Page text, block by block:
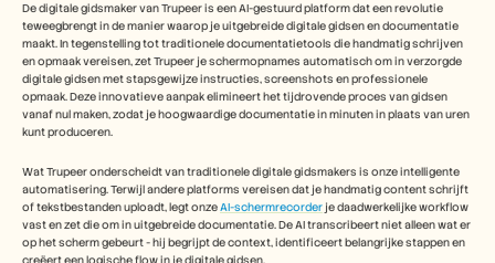
De digitale gidsmaker van Trupeer is een AI-gestuurd platform dat een revolutie
teweegbrengt in de manier waarop je uitgebreide digitale gidsen en documentatie
maakt. In tegenstelling tot traditionele documentatietools die handmatig schrijven
en opmaak vereisen, zet Trupeer je schermopnames automatisch om in verzorgde
digitale gidsen met stapsgewijze instructies, screenshots en professionele
opmaak. Deze innovatieve aanpak elimineert het tijdrovende proces van gidsen
vanaf nul maken, zodat je hoogwaardige documentatie in minuten in plaats van uren
kunt produceren.
Wat Trupeer onderscheidt van traditionele digitale gidsmakers is onze intelligente
automatisering. Terwijl andere platforms vereisen dat je handmatig content schrijft
of tekstbestanden uploadt, legt onze AI-schermrecorder je daadwerkelijke workflow
vast en zet die om in uitgebreide documentatie. De AI transcribeert niet alleen wat er
op het scherm gebeurt - hij begrijpt de context, identificeert belangrijke stappen en
Veelgestelde vragen
Announcement
Partner Program
TOEPASSINGEN
Verandermanagement
Verkoopondersteuning
Voorverkoop
Klantensucces
Training
See more